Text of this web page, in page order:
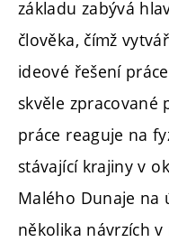
základu zabývá
člověka, čímž
ideové řešení
skvěle
práce reaguje na
stávající krajiny v
Malého Dunaje na
několika návrzích